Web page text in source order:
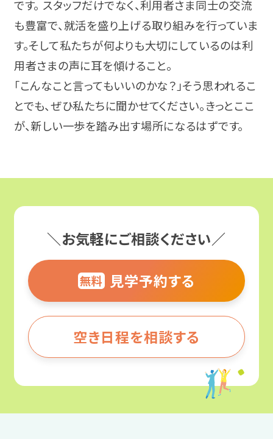
パニック障害（パニック症）
強迫性障害（強迫症）
摂食障害
パーソナリティ障害（パーソナリティー症）
広汎性発達障害
アスペルガー症候群
群馬
栃木
甲信越・北陸
岐阜
三重
近畿
カテゴリーからイベントを探す
就職相談会
プログラム体験会
オンラインセミナー
エリアからイベントを探す
北海道・東北
関東
甲信越・北陸
です。 スタッフだけでなく、利用者さま同士の交流
も豊富で、就活を盛り上げる取り組みを行っていま
す。そして私たちが何よりも大切にしているのは利
用者さまの声に耳を傾けること。
「こんなこと言ってもいいのかな？」そう思われるこ
とでも、ぜひ私たちに聞かせてください。きっとここ
が、新しい一歩を踏み出す場所になるはずです。
＼お気軽にご相談ください／
無料 見学予約する
空き日程を相談する